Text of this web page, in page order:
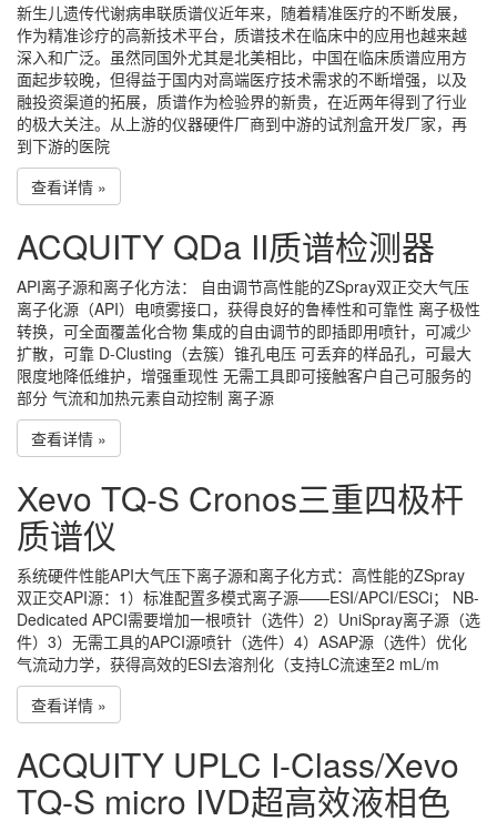
新生儿遗传代谢病串联质谱仪近年来，随着精准医疗的不断发展，
作为精准诊疗的高新技术平台，质谱技术在临床中的应用也越来越
深入和广泛。虽然同国外尤其是北美相比，中国在临床质谱应用方
面起步较晚，但得益于国内对高端医疗技术需求的不断增强，以及
融投资渠道的拓展，质谱作为检验界的新贵，在近两年得到了行业
的极大关注。从上游的仪器硬件厂商到中游的试剂盒开发厂家，再
到下游的医院
查看详情 »
ACQUITY QDa II质谱检测器
API离子源和离子化方法： 自由调节高性能的ZSpray双正交大气压
离子化源（API）电喷雾接口，获得良好的鲁棒性和可靠性 离子极性
转换，可全面覆盖化合物 集成的自由调节的即插即用喷针，可减少
扩散，可靠 D-Clusting（去簇）锥孔电压 可丢弃的样品孔，可最大
限度地降低维护，增强重现性 无需工具即可接触客户自己可服务的
部分 气流和加热元素自动控制 离子源
查看详情 »
Xevo TQ-S Cronos三重四极杆
质谱仪
系统硬件性能API大气压下离子源和离子化方式：高性能的ZSpray
双正交API源：1）标准配置多模式离子源——ESI/APCI/ESCi； NB-
Dedicated APCI需要增加一根喷针（选件）2）UniSpray离子源（选
件）3）无需工具的APCI源喷针（选件）4）ASAP源（选件）优化
气流动力学，获得高效的ESI去溶剂化（支持LC流速至2 mL/m
查看详情 »
ACQUITY UPLC I-Class/Xevo
TQ-S micro IVD超高效液相色